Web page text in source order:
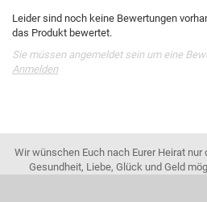
Leider sind noch keine Bewertungen
das Produkt bewertet.
Sie müssen angemeldet sein um eine
Anmelden
Wir wünschen Euch nach Eurer Heirat
Gesundheit, Liebe, Glück und Geld